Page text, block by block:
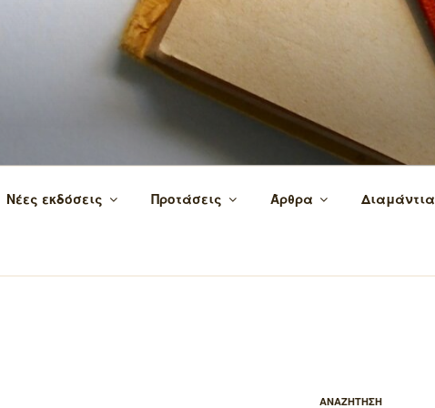
τα βιβλία και τη γνώση!
Νέες εκδόσεις Προτάσεις Άρθρα Διαμάντια
ΑΝΑΖΗΤΗΣΗ